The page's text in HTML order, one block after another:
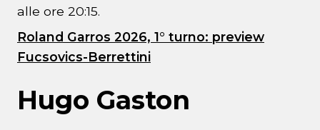
alle ore 20:15.
Roland Garros 2026, 1° turno: preview
Fucsovics-Berrettini
Hugo Gaston